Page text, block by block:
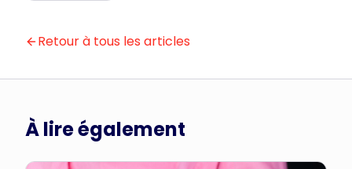
Retour à tous les articles
À lire également